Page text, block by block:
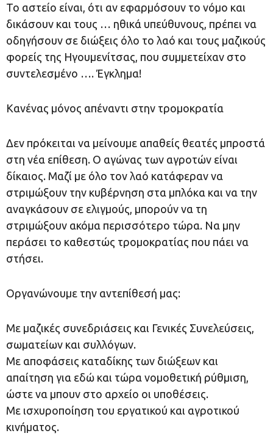
Το αστείο είναι, ότι αν εφαρμόσουν το νόμο και
δικάσουν και τους … ηθικά υπεύθυνους, πρέπει να
οδηγήσουν σε διώξεις όλο το λαό και τους μαζικούς
φορείς της Ηγουμενίτσας, που συμμετείχαν στο
συντελεσμένο …. Έγκλημα!
Κανένας μόνος απέναντι στην τρομοκρατία
Δεν πρόκειται να μείνουμε απαθείς θεατές μπροστά
στη νέα επίθεση. Ο αγώνας των αγροτών είναι
δίκαιος. Μαζί με όλο τον λαό κατάφεραν να
στριμώξουν την κυβέρνηση στα μπλόκα και να την
αναγκάσουν σε ελιγμούς, μπορούν να τη
στριμώξουν ακόμα περισσότερο τώρα. Να μην
περάσει το καθεστώς τρομοκρατίας που πάει να
στήσει.
Οργανώνουμε την αντεπίθεσή μας:
Με μαζικές συνεδριάσεις και Γενικές Συνελεύσεις,
σωματείων και συλλόγων.
Με αποφάσεις καταδίκης των διώξεων και
απαίτηση για εδώ και τώρα νομοθετική ρύθμιση,
ώστε να μπουν στο αρχείο οι υποθέσεις.
Με ισχυροποίηση του εργατικού και αγροτικού
κινήματος.